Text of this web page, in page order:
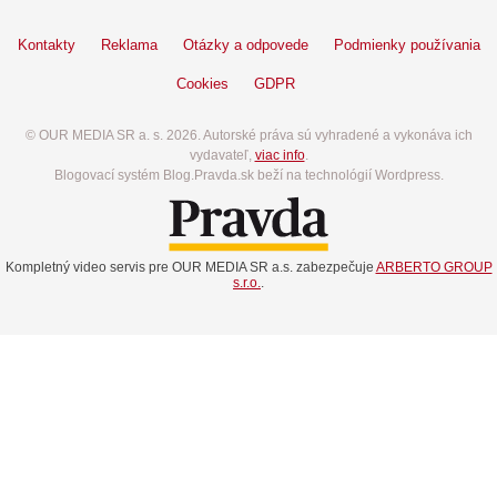
Kontakty Reklama Otázky a odpovede Podmienky používania
Cookies GDPR
© OUR MEDIA SR a. s. 2026. Autorské práva sú vyhradené a vykonáva ich
vydavateľ, viac info.
Blogovací systém Blog.Pravda.sk beží na technológií Wordpress.
Kompletný video servis pre OUR MEDIA SR a.s. zabezpečuje ARBERTO GROUP
s.r.o..